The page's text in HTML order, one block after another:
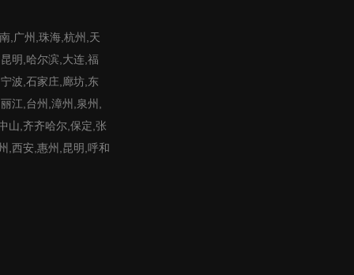
,广州,珠海,杭州,天
明,哈尔滨,大连,福
波,石家庄,廊坊,东
江,台州,漳州,泉州,
山,齐齐哈尔,保定,张
,西安,惠州,昆明,呼和